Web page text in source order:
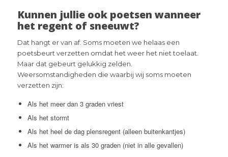
Kunnen jullie ook poetsen wanneer
het regent of sneeuwt?
Dat hangt er van af. Soms moeten we helaas een
poetsbeurt verzetten omdat het weer het niet toelaat.
Maar dat gebeurt gelukkig zelden.
Weersomstandigheden die waarbij wij soms moeten
verzetten zijn:
Als het meer dan 3 graden vriest
Als het stormt
Als het heel de dag plensregent (alleen buitenkantjes)
Als het warmer is als 30 graden (niet in alle gevallen)